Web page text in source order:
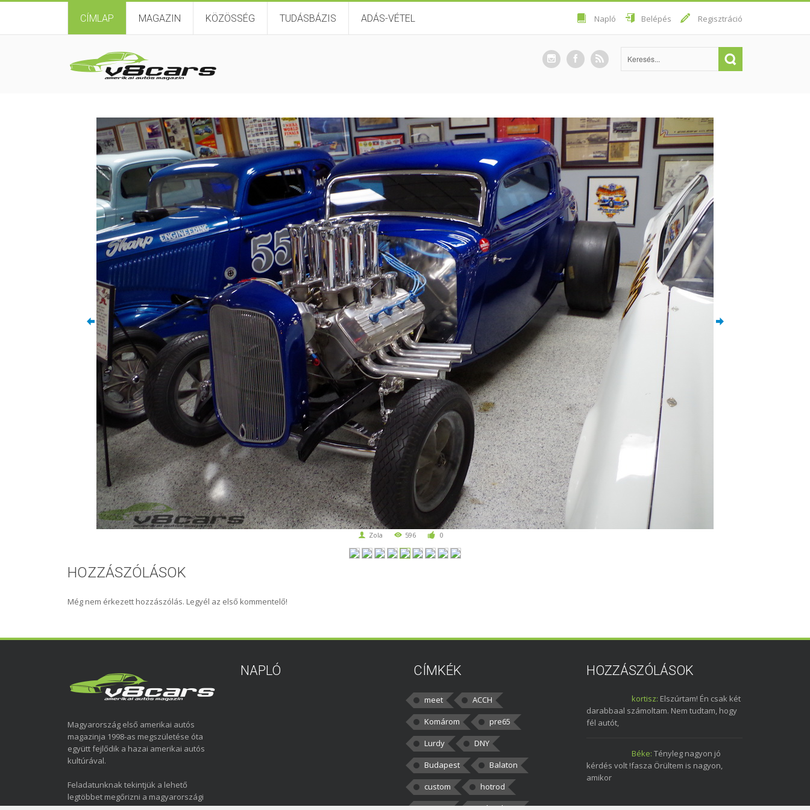
CÍMLAP MAGAZIN KÖZÖSSÉG TUDÁSBÁZIS ADÁS-VÉTEL Napló Belépés Regisztráció
Zola 596 0
HOZZÁSZÓLÁSOK
Még nem érkezett hozzászólás. Legyél az első kommentelő!
Magyarország első amerikai autós
magazinja 1998-as megszületése óta
együtt fejlődik a hazai amerikai autós
kultúrával.
Feladatunknak tekintjük a lehető
legtöbbet megőrizni a magyarországi
NAPLÓ CÍMKÉK
meet
ACCH
Komárom
pre65
Lurdy
DNY
Budapest
Balaton
custom
hotrod
HOZZÁSZÓLÁSOK
kortisz: Elszúrtam! Én csak két
darabbaal számoltam. Nem tudtam, hogy
fél autót,
Béke: Tényleg nagyon jó
kérdés volt !fasza Örültem is nagyon,
amikor